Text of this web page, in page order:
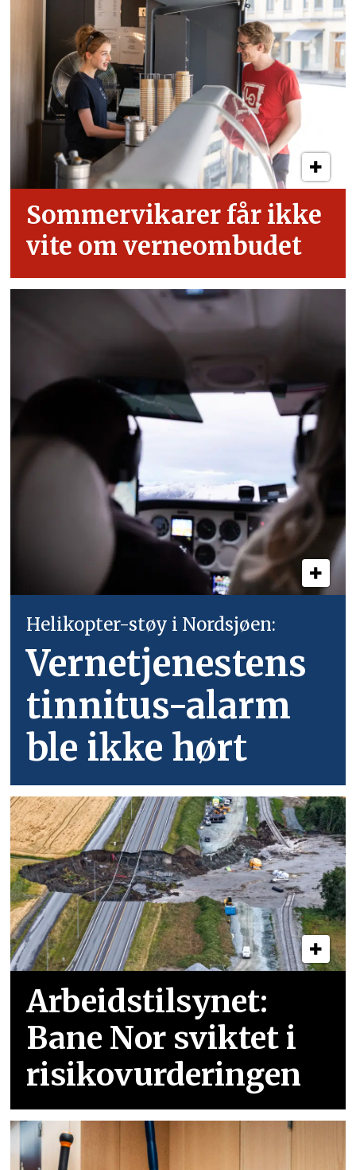
Sommervikarer får ikke
vite om verneombudet
Helikopter-støy i Nordsjøen:
Vernetjenestens
tinnitus-alarm
ble ikke hørt
Arbeidstilsynet:
Bane Nor sviktet i
risikovurderingen